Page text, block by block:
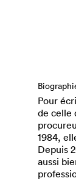
Pour
de celle
1984,
Depuis
aussi